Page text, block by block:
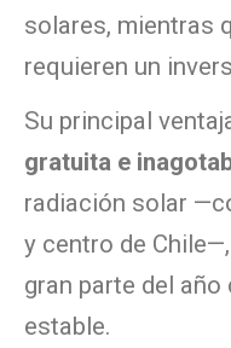
solares, mientras
requieren un
Su principal
gratuita e
radiación solar
y centro de
gran parte del
estable.